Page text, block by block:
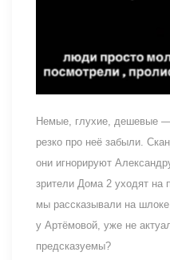
Немые, глухие, дешевые
резко про неё забыли.
они игнорируют
зрители Дома 2 уходят на
мы рассказывали на
у Артёмовой, уже не
предсказуемы?